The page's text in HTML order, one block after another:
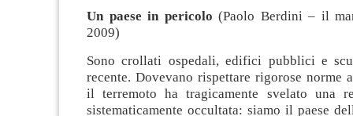
Un paese in pericolo (Paolo Berdini – il
2009)
Sono crollati ospedali, edifici pubblici e
recente. Dovevano rispettare rigorose norme
il terremoto ha tragicamente svelato una
sistematicamente occultata: siamo il paese